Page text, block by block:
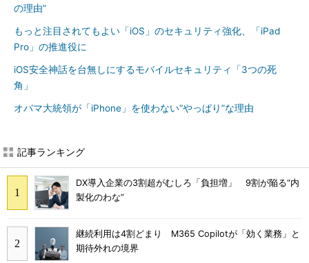
の理由”
もっと注目されてもよい「iOS」のセキュリティ強化、「iPad
Pro」の推進役に
iOS安全神話を台無しにするモバイルセキュリティ「3つの死
角」
オバマ大統領が「iPhone」を使わない“やっぱり”な理由
記事ランキング
DX導入企業の3割超がむしろ「負担増」 9割が陥る“内
製化のわな”
継続利用は4割どまり M365 Copilotが「効く業務」と
期待外れの境界